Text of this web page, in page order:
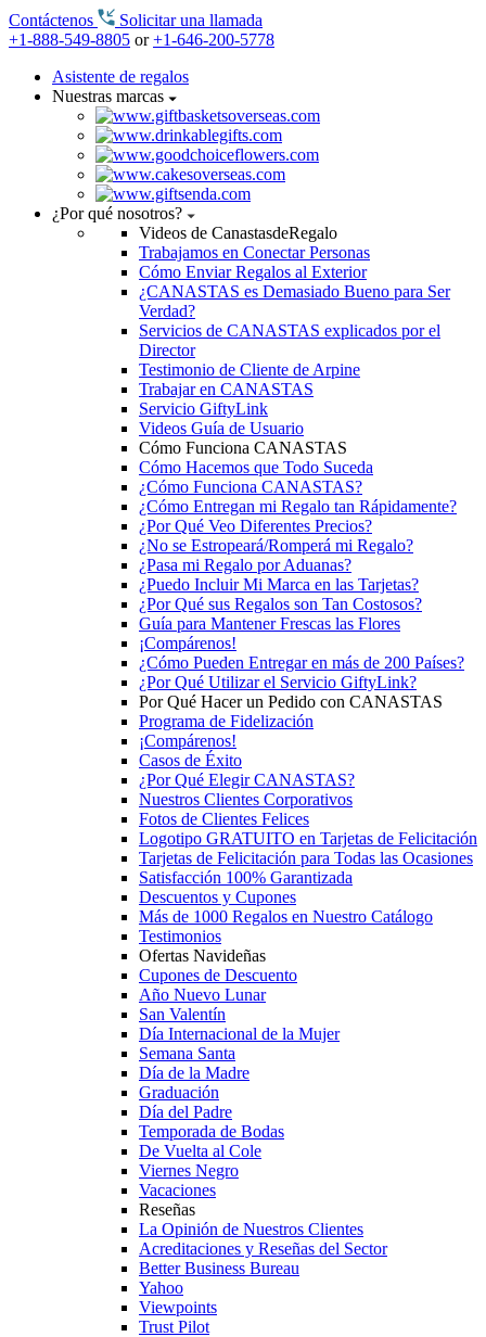
Contáctenos
Solicitar una llamada
+1-888-549-8805 or+1-646-200-5778
Asistente de regalos
Nuestras marcas
¿Por qué nosotros?
Videos de CanastasdeRegalo
Trabajamos en Conectar Personas
Cómo Enviar Regalos al Exterior
¿CANASTAS es Demasiado Bueno para Ser
Verdad?
Servicios de CANASTAS explicados por el
Director
Testimonio de Cliente de Arpine
Trabajar en CANASTAS
Servicio GiftyLink
Videos Guía de Usuario
Cómo Funciona CANASTAS
Cómo Hacemos que Todo Suceda
¿Cómo Funciona CANASTAS?
¿Cómo Entregan mi Regalo tan Rápidamente?
¿Por Qué Veo Diferentes Precios?
¿No se Estropeará/Romperá mi Regalo?
¿Pasa mi Regalo por Aduanas?
¿Puedo Incluir Mi Marca en las Tarjetas?
¿Por Qué sus Regalos son Tan Costosos?
Guía para Mantener Frescas las Flores
¡Compárenos!
¿Cómo Pueden Entregar en más de 200 Países?
¿Por Qué Utilizar el Servicio GiftyLink?
Por Qué Hacer un Pedido con CANASTAS
Programa de Fidelización
¡Compárenos!
Casos de Éxito
¿Por Qué Elegir CANASTAS?
Nuestros Clientes Corporativos
Fotos de Clientes Felices
Logotipo GRATUITO en Tarjetas de Felicitación
Tarjetas de Felicitación para Todas las Ocasiones
Satisfacción 100% Garantizada
Descuentos y Cupones
Más de 1000 Regalos en Nuestro Catálogo
Testimonios
Ofertas Navideñas
Cupones de Descuento
Año Nuevo Lunar
San Valentín
Día Internacional de la Mujer
Semana Santa
Día de la Madre
Graduación
Día del Padre
Temporada de Bodas
De Vuelta al Cole
Viernes Negro
Vacaciones
Reseñas
La Opinión de Nuestros Clientes
Acreditaciones y Reseñas del Sector
Better Business Bureau
Yahoo
Viewpoints
Trust Pilot